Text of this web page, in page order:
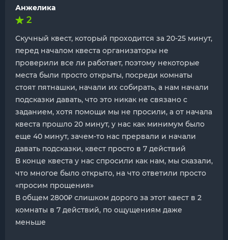
Анжелика
2
Скучный квест, который проходится за 20-25 минут,
перед началом квеста организаторы не
проверили все ли работает, поэтому некоторые
места были просто открыты, посреди комнаты
стоят пятнашки, начали их собирать, а нам начали
подсказки давать, что это никак не связано с
заданием, хотя помощи мы не просили, а от начала
квеста прошло 20 минут, у нас как минимум было
еще 40 минут, зачем-то нас прервали и начали
давать подсказки, квест просто в 7 действий
В конце квеста у нас спросили как нам, мы сказали,
что многое было открыто, на что ответили просто
«просим прощения»
В общем 2800₽ слишком дорого за этот квест в 2
комнаты в 7 действий, по ощущениям даже
меньше